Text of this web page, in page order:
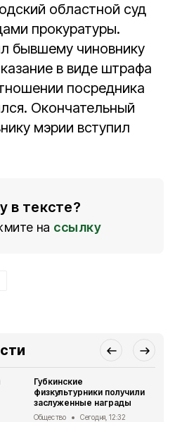
областной суд
прокуратуры.
бывшему чиновнику
в виде штрафа
посредника
Окончательный
мэрии вступил
в тексте?
на ссылку
Губкинские
физкультурники получили
заслуженные награды
Общество Сегодня, 12:32